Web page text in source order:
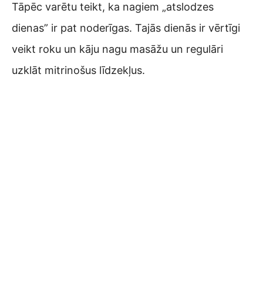
Tāpēc varētu teikt, ka nagiem „atslodzes
dienas” ir pat noderīgas. Tajās dienās ir vērtīgi
veikt roku un kāju nagu masāžu un regulāri
uzklāt mitrinošus līdzekļus.